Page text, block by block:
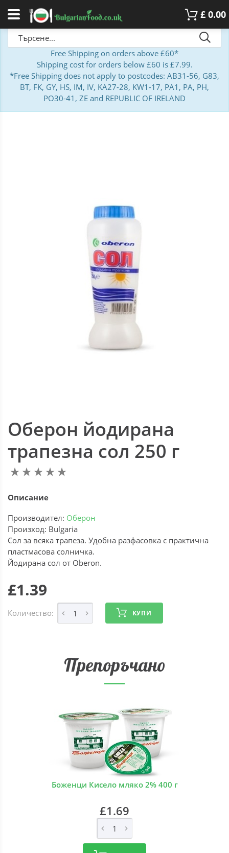
£ 0.00
Free Shipping on orders above £60*
Shipping cost for orders below £60 is £7.99.
*Free Shipping does not apply to postcodes: AB31-56, G83,
BT, FK, GY, HS, IM, IV, KA27-28, KW1-17, PA1, PA, PH,
PO30-41, ZE and REPUBLIC OF IRELAND
Оберон йодирана
трапезна сол 250 г
Описание
Производител: Оберон
Произход: Bulgaria
Сол за всяка трапеза. Удобна разфасовка с практична
пластмасова солничка.
Йодирана сол от Oberon.
£1.39
Количество: КУПИ
Препоръчано
Боженци Кисело мляко 2% 400 г
£1.69